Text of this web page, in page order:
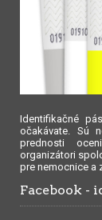
Identifikačné
očakávate. Sú
prednosti
organizátori
pre nemocnice a
Facebook -